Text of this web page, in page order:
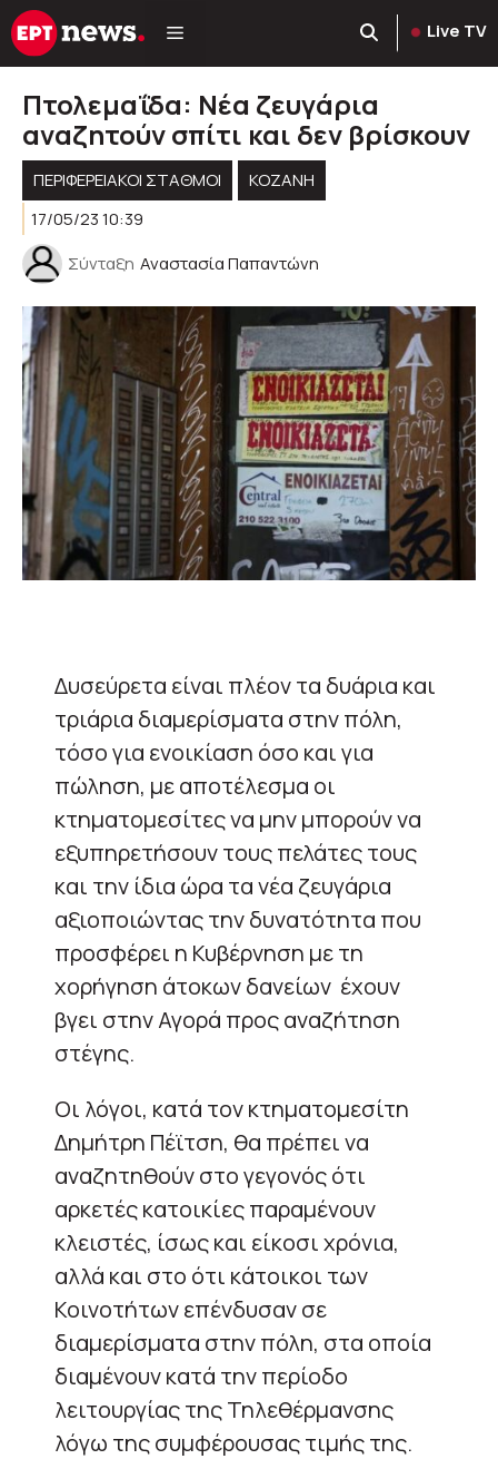
Μετάβαση
σε
Live TV
Πτολεμαΐδα: Νέα ζευγάρια
αναζητούν σπίτι και δεν βρίσκουν
ΠΕΡΙΦΕΡΕΙΑΚΟΊ ΣΤΑΘΜΟΊ
KOZANH
17/05/23 10:39
Σύνταξη Αναστασία Παπαντώνη
Δυσεύρετα είναι πλέον τα δυάρια και
τριάρια διαμερίσματα στην πόλη,
τόσο για ενοικίαση όσο και για
πώληση, με αποτέλεσμα οι
κτηματομεσίτες να μην μπορούν να
εξυπηρετήσουν τους πελάτες τους
και την ίδια ώρα τα νέα ζευγάρια
αξιοποιώντας την δυνατότητα που
προσφέρει η Κυβέρνηση με τη
χορήγηση άτοκων δανείων έχουν
βγει στην Αγορά προς αναζήτηση
στέγης.
Οι λόγοι, κατά τον κτηματομεσίτη
Δημήτρη Πέϊτση, θα πρέπει να
αναζητηθούν στο γεγονός ότι
αρκετές κατοικίες παραμένουν
κλειστές, ίσως και είκοσι χρόνια,
αλλά και στο ότι κάτοικοι των
Κοινοτήτων επένδυσαν σε
διαμερίσματα στην πόλη, στα οποία
διαμένουν κατά την περίοδο
λειτουργίας της Τηλεθέρμανσης
λόγω της συμφέρουσας τιμής της.